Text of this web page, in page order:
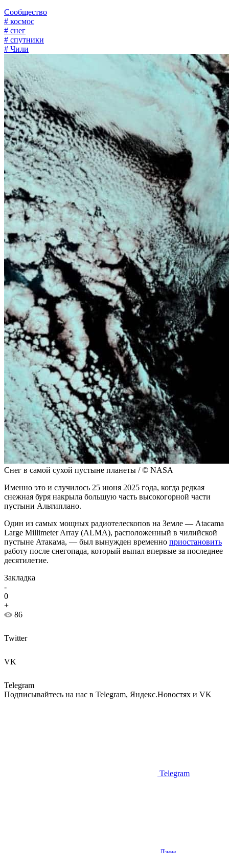
Сообщество
# космос
# снег
# спутники
# Чили
Снег в самой сухой пустыне планеты / © NASA
Именно это и случилось 25 июня 2025 года, когда редкая
снежная буря накрыла большую часть высокогорной части
пустыни Альтиплано.
Один из самых мощных радиотелескопов на Земле — Atacama
Large Millimeter Array (ALMA), расположенный в чилийской
пустыне Атакама, — был вынужден временно приостановить
работу после снегопада, который выпал впервые за последнее
десятилетие.
Закладка
-
0
+
86
Twitter
VK
Telegram
Подписывайтесь на нас в Telegram, Яндекс.Новостях и VK
Telegram